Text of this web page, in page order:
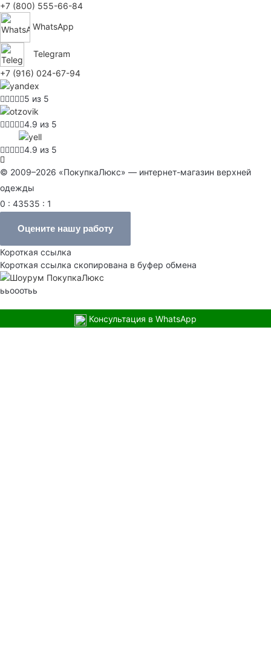
+7 (800) 555-66-84
WhatsApp
Telegram
+7 (916) 024-67-94
5 из 5
4.9 из 5
4.9 из 5
© 2009–2026 «ПокупкаЛюкс» — интернет-магазин верхней
одежды
0 : 43535 : 1
Оцените нашу работу
Короткая ссылка
Короткая ссылка скопирована в буфер обмена
ььооотьь
Консультация в WhatsApp